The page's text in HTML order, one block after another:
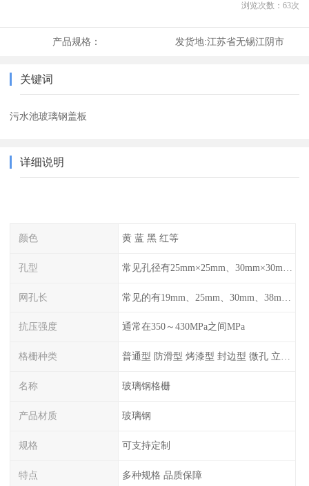
浏览次数： 63次
产品规格： 发货地:江苏省无锡江阴市
关键词
污水池玻璃钢盖板
详细说明
颜色 黄 蓝 黑 红等
孔型
网孔长
抗压强度 通常在350～430MPa之间MPa
格栅种类 普通型 防滑型 ‌烤漆型 封边型 ‌微孔 立体 加砂覆面型 平面型
名称 玻璃钢格栅
产品材质 玻璃钢
规格 可支持定制
特点 多种规格 品质保障